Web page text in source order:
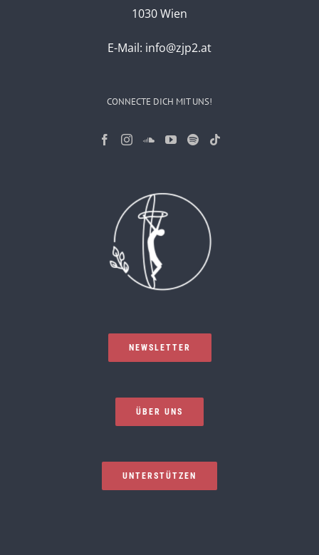
1030 Wien
E-Mail: info@zjp2.at
CONNECTE DICH MIT UNS!
NEWSLETTER
ÜBER UNS
UNTERSTÜTZEN